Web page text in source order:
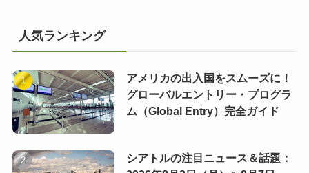
人気ランキング
アメリカの出入国をスムーズに！
グローバルエントリー・プログラ
ム（Global Entry）完全ガイド
シアトルの注目ニュース＆話題：